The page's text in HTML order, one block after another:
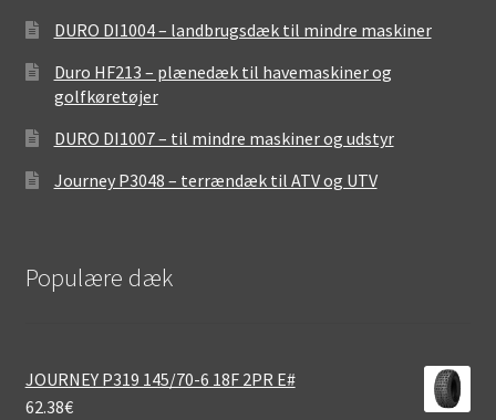
DURO DI1004 – landbrugsdæk til mindre maskiner
Duro HF213 – plænedæk til havemaskiner og
golfkøretøjer
DURO DI1007 – til mindre maskiner og udstyr
Journey P3048 – terrændæk til ATV og UTV
Populære dæk
JOURNEY P319 145/70-6 18F 2PR E#
62.38€